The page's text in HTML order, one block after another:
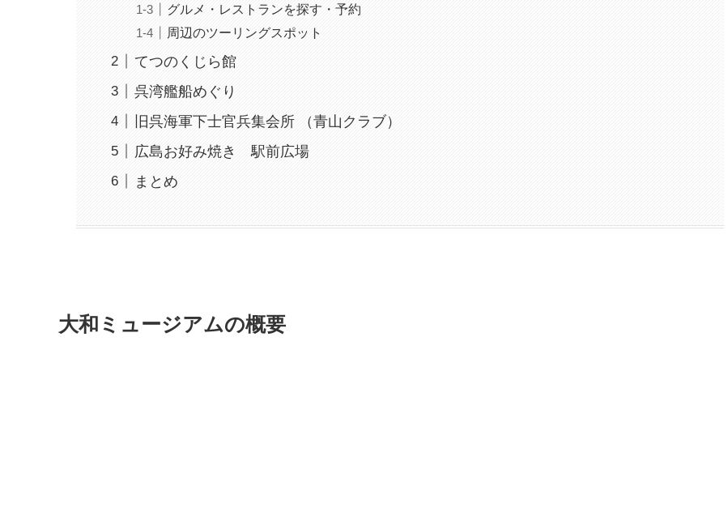
グルメ・レストランを探す・予約
周辺のツーリングスポット
てつのくじら館
呉湾艦船めぐり
旧呉海軍下士官兵集会所 （青山クラブ）
広島お好み焼き 駅前広場
まとめ
大和ミュージアムの概要